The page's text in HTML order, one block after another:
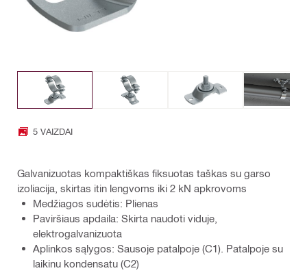
5 VAIZDAI
Galvanizuotas kompaktiškas fiksuotas taškas su garso
izoliacija, skirtas itin lengvoms iki 2 kN apkrovoms
Medžiagos sudėtis: Plienas
Paviršiaus apdaila: Skirta naudoti viduje,
elektrogalvanizuota
Aplinkos sąlygos: Sausoje patalpoje (C1). Patalpoje su
laikinu kondensatu (C2)